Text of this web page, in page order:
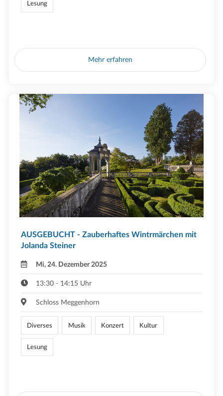
Lesung
Mehr erfahren
AUSGEBUCHT - Zauberhaftes Wintrmärchen mit
Jolanda Steiner
Mi, 24. Dezember 2025
13:30 - 14:15 Uhr
Schloss Meggenhorn
Diverses Musik Konzert Kultur
Lesung